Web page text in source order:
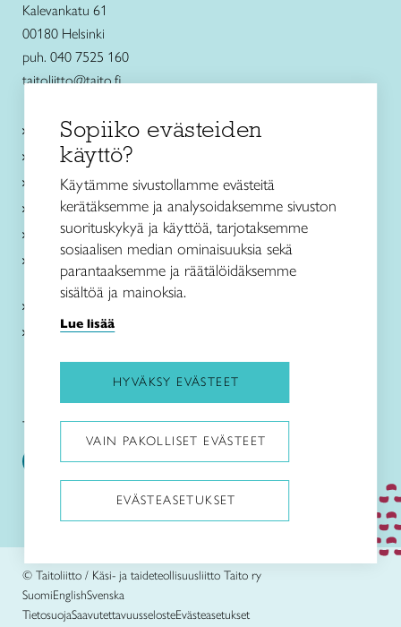
Kalevankatu 61
00180 Helsinki
puh. 040 7525 160
taitoliitto@taito.fi
Käsityökurssit ja koulutus
Ajankohtaista
Käsityöohjeet
Me olemme Taito
Paikallinen toiminta
Verkkokaupat
Kirjaudu Arviin
Kirjaudu Taitocampukseen
Taitoliitto: Taito-lehti:
© Taitoliitto / Käsi- ja taideteollisuusliitto Taito ry
SuomiEnglishSvenska
TietosuojaSaavutettavuusselosteEvästeasetukset
Sopiiko evästeiden
käyttö?
Käytämme sivustollamme evästeitä
kerätäksemme ja analysoidaksemme sivuston
suorituskykyä ja käyttöä, tarjotaksemme
sosiaalisen median ominaisuuksia sekä
parantaaksemme ja räätälöidäksemme
sisältöä ja mainoksia.
Lue lisää
HYVÄKSY EVÄSTEET
VAIN PAKOLLISET EVÄSTEET
EVÄSTEASETUKSET